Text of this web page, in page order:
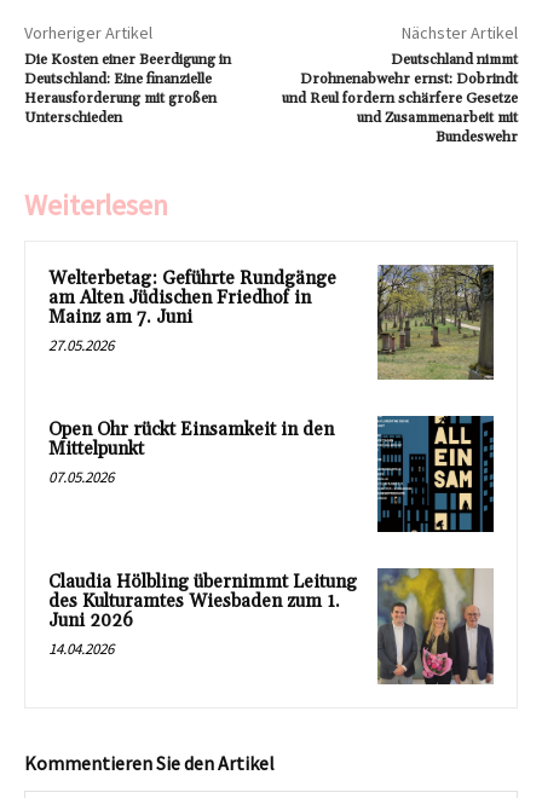
Vorheriger Artikel
Die Kosten einer Beerdigung in
Deutschland: Eine finanzielle
Herausforderung mit großen
Unterschieden
Nächster Artikel
Deutschland nimmt
Drohnenabwehr ernst: Dobrindt
und Reul fordern schärfere Gesetze
und Zusammenarbeit mit
Bundeswehr
Weiterlesen
Welterbetag: Geführte Rundgänge
am Alten Jüdischen Friedhof in
Mainz am 7. Juni
27.05.2026
Open Ohr rückt Einsamkeit in den
Mittelpunkt
07.05.2026
Claudia Hölbling übernimmt Leitung
des Kulturamtes Wiesbaden zum 1.
Juni 2026
14.04.2026
Kommentieren Sie den Artikel